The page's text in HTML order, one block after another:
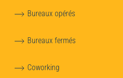
Bureaux opérés
Bureaux fermés
Coworking